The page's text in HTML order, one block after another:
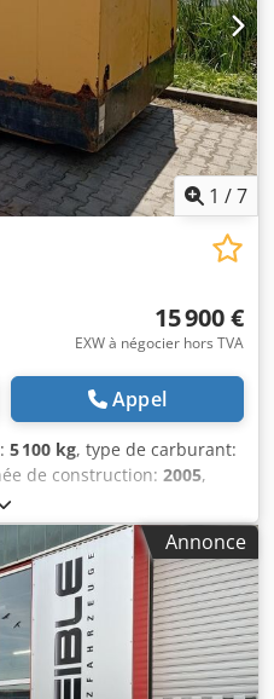
1 /7
15 900 €
EXW à négocier hors TVA
Appel
5 100 kg, type de carburant:
de construction: 2005,
- XAS426 Chsdpfet Srw Aox
ANNÉE - 2005
(m3/min) - 25 CIS (bar) - 7
Annonce